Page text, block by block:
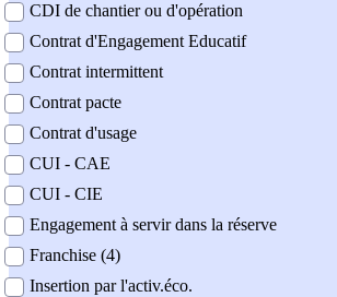
CDI de chantier ou d'opération
Contrat d'Engagement Educatif
Contrat intermittent
Contrat pacte
Contrat d'usage
CUI - CAE
CUI - CIE
Engagement à servir dans la réserve
Franchise (4)
Insertion par l'activ.éco.